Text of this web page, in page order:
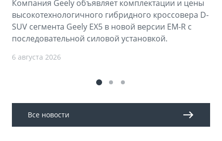
Компания Geely объявляет комплектации и цены
высокотехнологичного гибридного кроссовера D-
SUV сегмента Geely EX5 в новой версии EM-R с
последовательной силовой установкой.
6 августа 2026
Все новости